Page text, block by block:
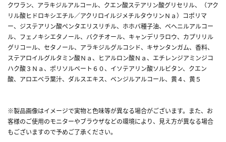
クワラン、アラキジルアルコール、クエン酸ステアリン酸グリセリル、（アク
リル酸ヒドロキシエチル／アクリロイルジメチルタウリンＮａ）コポリマ
ー、ジステアリン酸ペンタエリスリチル、ホホバ種子油、ベヘニルアルコー
ル、フェノキシエタノール、バクチオール、キャンデリラロウ、カプリリル
グリコール、セタノール、アラキジルグルコシド、キサンタンガム、香料、
ステアロイルグルタミン酸Ｎａ、ヒアルロン酸Ｎａ、エチレンジアミンジコ
ハク酸３Ｎａ、ポリソルベート６０、イソテアリン酸ソルビタン、クエン
酸、アロエベラ葉汁、ダルスエキス、ベンジルアルコール、黄４、黄５
※製品画像はイメージで実物と色味等が異なる場合がございます。また、お
客様のご使用のモニターやブラウザなどの環境により、見え方が異なる場合
もございますので予めご了承ください。